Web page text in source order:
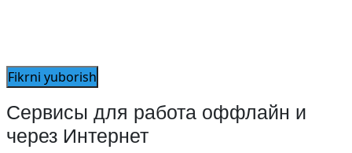
Сервисы для работа оффлайн и
через Интернет